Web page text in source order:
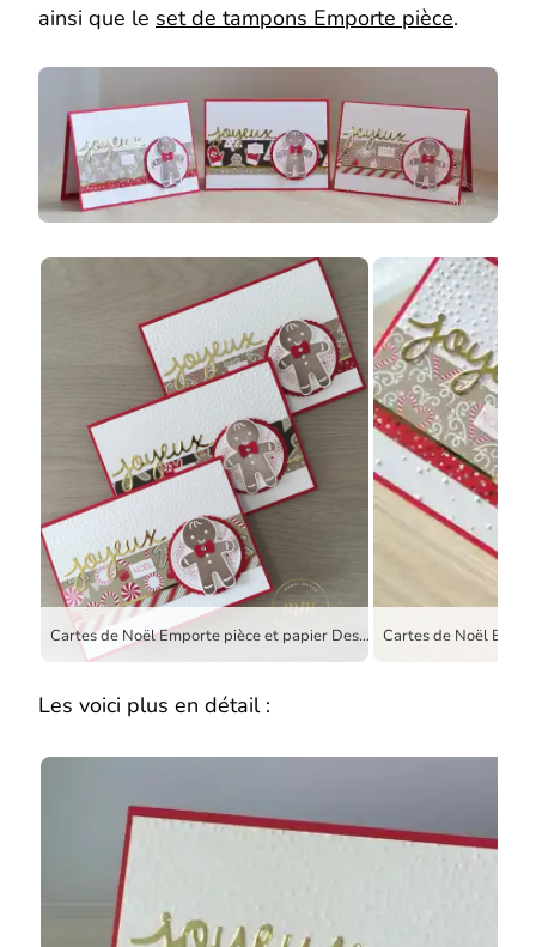
ainsi que le set de tampons Emporte pièce.
Cartes de Noël Emporte pièce et papier Design Canne de Noël par Marie Meyer Stampin up – http://ateliers-scrapbooking.fr/ – Cookie Cutter Christmas Stamp Set – Ausgestochen
Les voici plus en détail :